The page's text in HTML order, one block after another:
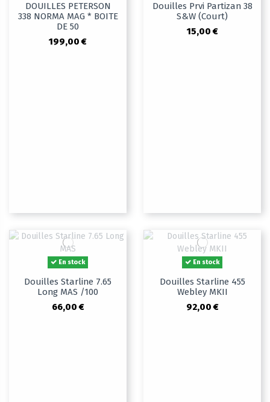
DOUILLES PETERSON
338 NORMA MAG * BOITE
DE 50
199,00 €
Douilles Prvi Partizan 38
S&W (Court)
15,00 €
En stock
Douilles Starline 7.65
Long MAS /100
66,00 €
En stock
Douilles Starline 455
Webley MKII
92,00 €